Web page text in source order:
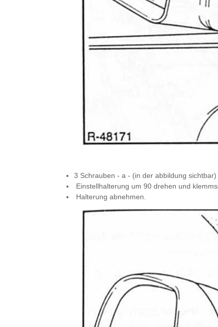
3 Schrauben - a - (in der abbildung
Einstellhalterung um 90 drehen und
Halterung abnehmen.